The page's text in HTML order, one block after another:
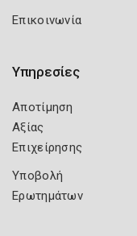
Επικοινωνία
Υπηρεσίες
Αποτίμηση
Αξίας
Επιχείρησης
Υποβολή
Ερωτημάτων